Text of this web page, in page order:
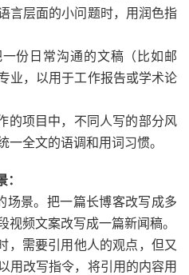
言层面的小问题时，用润色指
份日常沟通的文稿（比如邮
业，以用于工作报告或学术论
的项目中，不同人写的部分风
全文的语调和用词习惯。
场景。把一篇长博客改写成多
频文案改写成一篇新闻稿。
，需要引用他人的观点，但又
用改写指令，将引用的内容用